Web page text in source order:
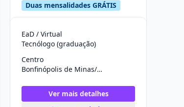
Duas mensalidades GRÁTIS
EaD / Virtual
Tecnólogo (graduação)
Centro
Bonfinópolis de Minas/MG
Ver mais detalhes